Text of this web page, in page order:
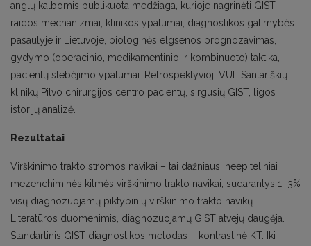
anglų kalbomis publikuota medžiaga, kurioje nagrinėti GIST
raidos mechanizmai, klinikos ypatumai, diagnostikos galimybės
pasaulyje ir Lietuvoje, biologinės elgsenos prognozavimas,
gydymo (operacinio, medikamentinio ir kombinuoto) taktika,
pacientų stebėjimo ypatumai. Retrospektyvioji VUL Santariškių
klinikų Pilvo chirurgijos centro pacientų, sirgusių GIST, ligos
istorijų analizė.
Rezultatai
Virškinimo trakto stromos navikai – tai dažniausi neepiteliniai
mezenchiminės kilmės virškinimo trakto navikai, sudarantys 1–3%
visų diagnozuojamų piktybinių virškinimo trakto navikų.
Literatūros duomenimis, diagnozuojamų GIST atvejų daugėja.
Standartinis GIST diagnostikos metodas – kontrastinė KT. Iki